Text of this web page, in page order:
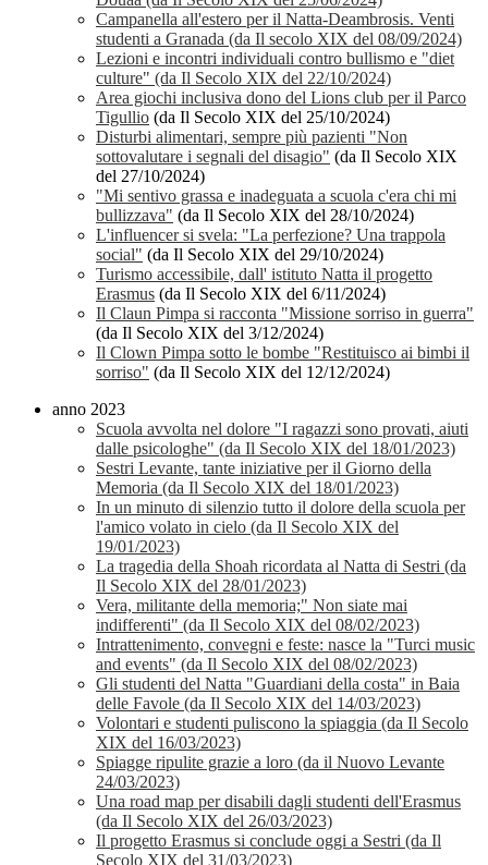
Campanella all'estero per il Natta-Deambrosis. Venti
studenti a Granada (da Il secolo XIX del 08/09/2024)
Lezioni e incontri individuali contro bullismo e "diet
culture" (da Il Secolo XIX del 22/10/2024)
Area giochi inclusiva dono del Lions club per il Parco
Tigullio (da Il Secolo XIX del 25/10/2024)
Disturbi alimentari, sempre più pazienti "Non
sottovalutare i segnali del disagio" (da Il Secolo XIX
del 27/10/2024)
"Mi sentivo grassa e inadeguata a scuola c'era chi mi
bullizzava" (da Il Secolo XIX del 28/10/2024)
L'influencer si svela: "La perfezione? Una trappola
social" (da Il Secolo XIX del 29/10/2024)
Turismo accessibile, dall' istituto Natta il progetto
Erasmus (da Il Secolo XIX del 6/11/2024)
Il Claun Pimpa si racconta "Missione sorriso in guerra"
(da Il Secolo XIX del 3/12/2024)
Il Clown Pimpa sotto le bombe "Restituisco ai bimbi il
sorriso" (da Il Secolo XIX del 12/12/2024)
anno 2023
Scuola avvolta nel dolore "I ragazzi sono provati, aiuti
dalle psicologhe" (da Il Secolo XIX del 18/01/2023)
Sestri Levante, tante iniziative per il Giorno della
Memoria (da Il Secolo XIX del 18/01/2023)
In un minuto di silenzio tutto il dolore della scuola per
l'amico volato in cielo (da Il Secolo XIX del
19/01/2023)
La tragedia della Shoah ricordata al Natta di Sestri (da
Il Secolo XIX del 28/01/2023)
Vera, militante della memoria;" Non siate mai
indifferenti" (da Il Secolo XIX del 08/02/2023)
Intrattenimento, convegni e feste: nasce la "Turci music
and events" (da Il Secolo XIX del 08/02/2023)
Gli studenti del Natta "Guardiani della costa" in Baia
delle Favole (da Il Secolo XIX del 14/03/2023)
Volontari e studenti puliscono la spiaggia (da Il Secolo
XIX del 16/03/2023)
Spiagge ripulite grazie a loro (da il Nuovo Levante
24/03/2023)
Una road map per disabili dagli studenti dell'Erasmus
(da Il Secolo XIX del 26/03/2023)
Il progetto Erasmus si conclude oggi a Sestri (da Il
Secolo XIX del 31/03/2023)